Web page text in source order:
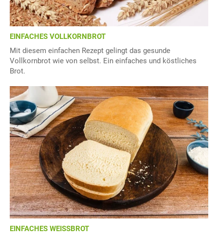
EINFACHES VOLLKORNBROT
Mit diesem einfachen Rezept gelingt das gesunde
Vollkornbrot wie von selbst. Ein einfaches und köstliches
Brot.
EINFACHES WEISSBROT